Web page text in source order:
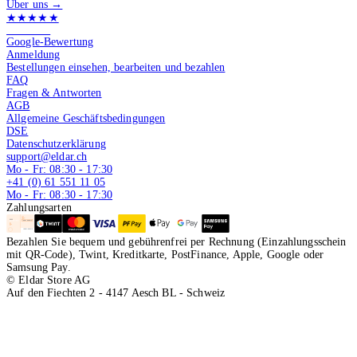
Über uns →
★★★★★
Google-Bewertung
Anmeldung
Bestellungen einsehen, bearbeiten und bezahlen
FAQ
Fragen & Antworten
AGB
Allgemeine Geschäftsbedingungen
DSE
Datenschutzerklärung
support@eldar.ch
Mo - Fr: 08:30 - 17:30
+41 (0) 61 551 11 05
Mo - Fr: 08:30 - 17:30
Zahlungsarten
Bezahlen Sie bequem und gebührenfrei per Rechnung (Einzahlungsschein
mit QR-Code), Twint, Kreditkarte, PostFinance, Apple, Google oder
Samsung Pay.
© Eldar Store AG
Auf den Fiechten 2 - 4147 Aesch BL - Schweiz